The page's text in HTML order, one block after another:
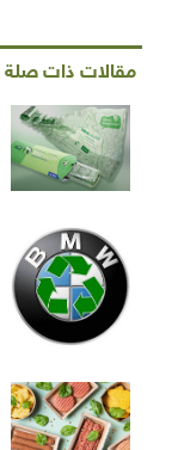
مقالات ذات صلة